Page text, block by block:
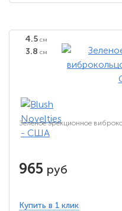
4.5 см
3.8 см
Зеленое эрекционное
965 руб
Купить в 1 клик